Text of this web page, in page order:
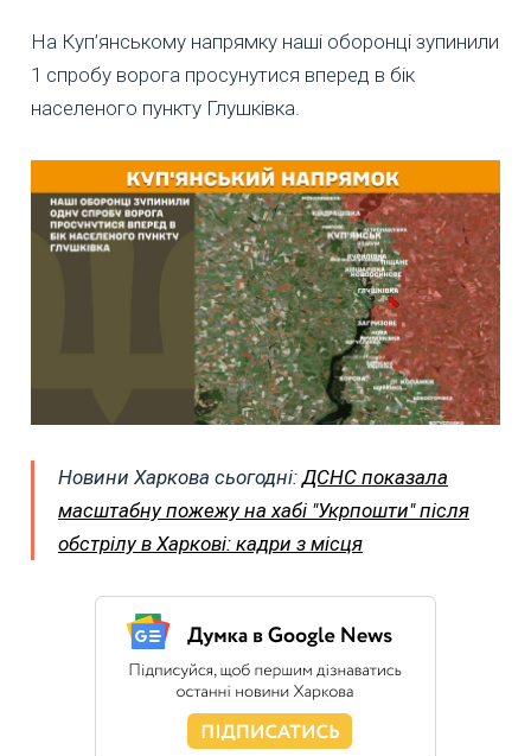
На Куп’янському напрямку наші оборонці зупинили
1 спробу ворога просунутися вперед в бік
населеного пункту Глушківка.
Новини Харкова сьогодні: ДСНС показала
масштабну пожежу на хабі "Укрпошти" після
обстрілу в Харкові: кадри з місця